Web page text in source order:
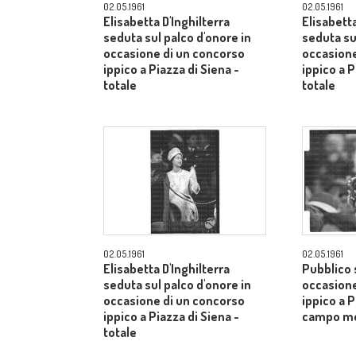
02.05.1961
Elisabetta D'Inghilterra
seduta sul palco d'onore in
occasione di un concorso
ippico a Piazza di Siena -
totale
02.05.1961
seduta
ippico a
totale
02.05.1961
Elisabetta D'Inghilterra
seduta sul palco d'onore in
occasione di un concorso
ippico a Piazza di Siena -
totale
02.05.1961
Pubblico
ippico a
campo